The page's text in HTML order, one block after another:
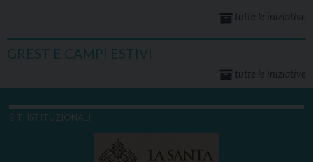
tutte le iniziative
GREST E CAMPI ESTIVI
tutte le iniziative
SITI ISTITUZIONALI